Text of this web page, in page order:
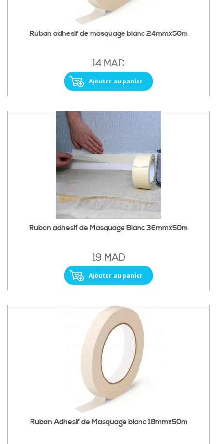
Ruban adhesif de masquage blanc 24mmx50m
14 MAD
Ajouter au panier
Ruban adhesif de Masquage Blanc 36mmx50m
19 MAD
Ajouter au panier
Ruban Adhesif de Masquage blanc 18mmx50m